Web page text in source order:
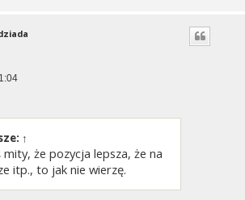
↑
mity, że pozycja lepsza, że na
itp., to jak nie wierzę.